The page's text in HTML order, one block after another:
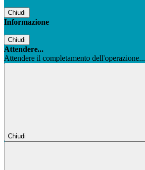
Chiudi
Informazione
Chiudi
Attendere...
Attendere il completamento dell'operazione...
Chiudi